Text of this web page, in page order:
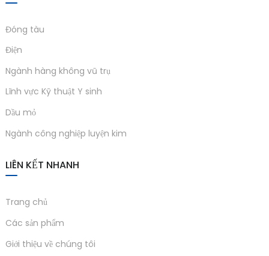
Đóng tàu
Điện
Ngành hàng không vũ trụ
Lĩnh vực Kỹ thuật Y sinh
Dầu mỏ
Ngành công nghiệp luyện kim
LIÊN KẾT NHANH
Trang chủ
Các sản phẩm
Giới thiệu về chúng tôi